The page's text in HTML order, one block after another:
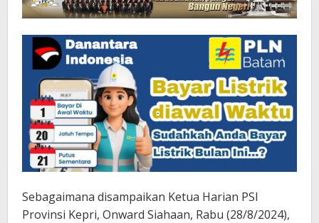
Sebagaimana disampaikan Ketua Harian PSI
Provinsi Kepri, Onward Siahaan, Rabu (28/8/2024),